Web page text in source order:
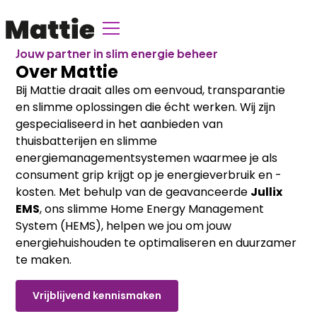
Jouw partner in slim energie beheer
Over Mattie
Bij Mattie draait alles om eenvoud, transparantie
en slimme oplossingen die écht werken. Wij zijn
gespecialiseerd in het aanbieden van
thuisbatterijen en slimme
energiemanagementsystemen waarmee je als
consument grip krijgt op je energieverbruik en -
kosten. Met behulp van de geavanceerde Jullix
EMS, ons slimme Home Energy Management
System (HEMS), helpen we jou om jouw
energiehuishouden te optimaliseren en duurzamer
te maken.
Vrijblijvend kennismaken